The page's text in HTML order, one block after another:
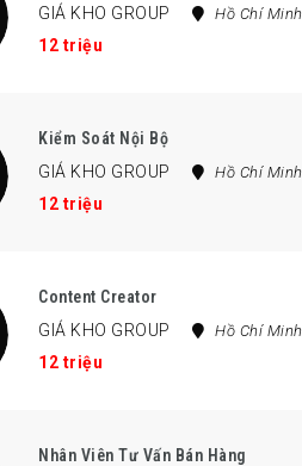
GIÁ KHO GROUP
Hồ Chí Minh
12 triệu
Kiểm Soát Nội Bộ
GIÁ KHO GROUP
Hồ Chí Minh
12 triệu
Content Creator
GIÁ KHO GROUP
Hồ Chí Minh
12 triệu
Nhân Viên Tư Vấn Bán Hàng